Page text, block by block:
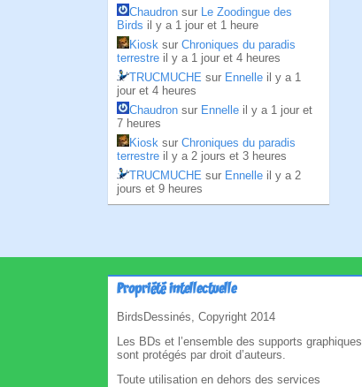
Chaudron sur Le Zoodingue des
Birds il y a 1 jour et 1 heure
Kiosk sur Chroniques du paradis
terrestre il y a 1 jour et 4 heures
TRUCMUCHE sur Ennelle il y a 1
jour et 4 heures
Chaudron sur Ennelle il y a 1 jour et
7 heures
Kiosk sur Chroniques du paradis
terrestre il y a 2 jours et 3 heures
TRUCMUCHE sur Ennelle il y a 2
jours et 9 heures
Propriété intellectuelle
BirdsDessinés, Copyright 2014
Les BDs et l’ensemble des supports graphiques
sont protégés par droit d’auteurs.
Toute utilisation en dehors des services